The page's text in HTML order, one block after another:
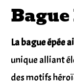
La bague épée
unique alliant
des motifs